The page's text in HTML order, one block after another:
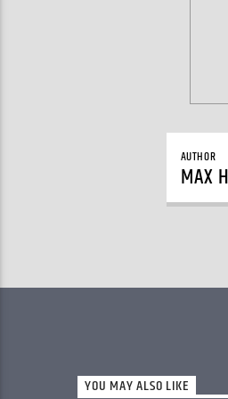
AUTHOR
MAX
YOU MAY ALSO LIKE